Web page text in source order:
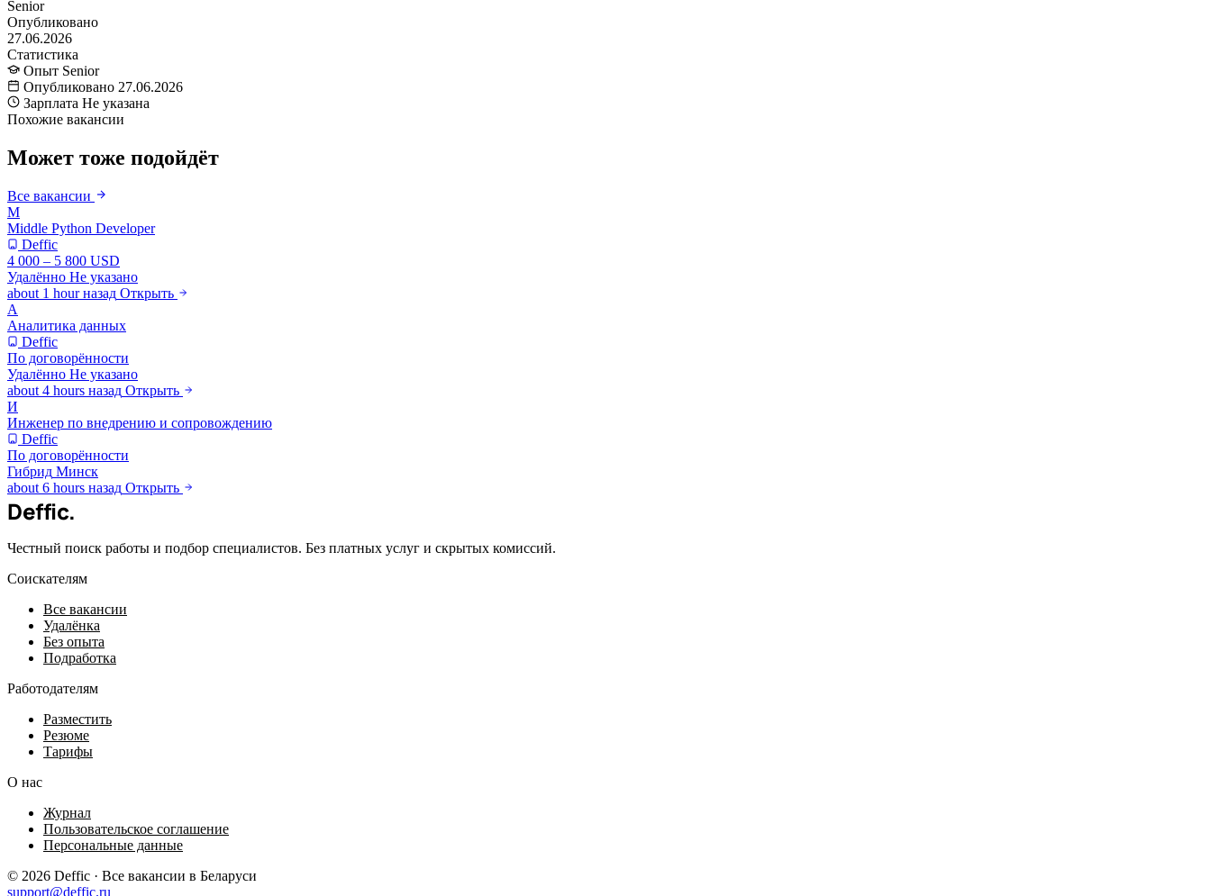
Senior
Опубликовано
27.06.2026
Статистика
Опыт Senior
Опубликовано 27.06.2026
Зарплата Не указана
Похожие вакансии
Может тоже подойдёт
Все вакансии
M
Middle Python Developer
Deffic
4 000 – 5 800 USD
Удалённо Не указано
about 1 hour назад Открыть
А
Аналитика данных
Deffic
По договорённости
Удалённо Не указано
about 4 hours назад Открыть
И
Инженер по внедрению и сопровождению
Deffic
По договорённости
Гибрид Минск
about 6 hours назад Открыть
Deffic.
Честный поиск работы и подбор специалистов. Без платных услуг и скрытых комиссий.
Соискателям
Все вакансии
Удалёнка
Без опыта
Подработка
Работодателям
Разместить
Резюме
Тарифы
О нас
Журнал
Пользовательское соглашение
Персональные данные
© 2026 Deffic · Все вакансии в Беларуси
support@deffic.ru